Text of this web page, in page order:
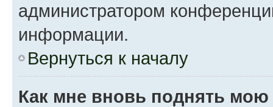
администратором
информации.
Вернуться к началу
Как мне вновь поднять мою